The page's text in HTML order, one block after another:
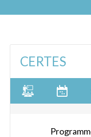
CERTES